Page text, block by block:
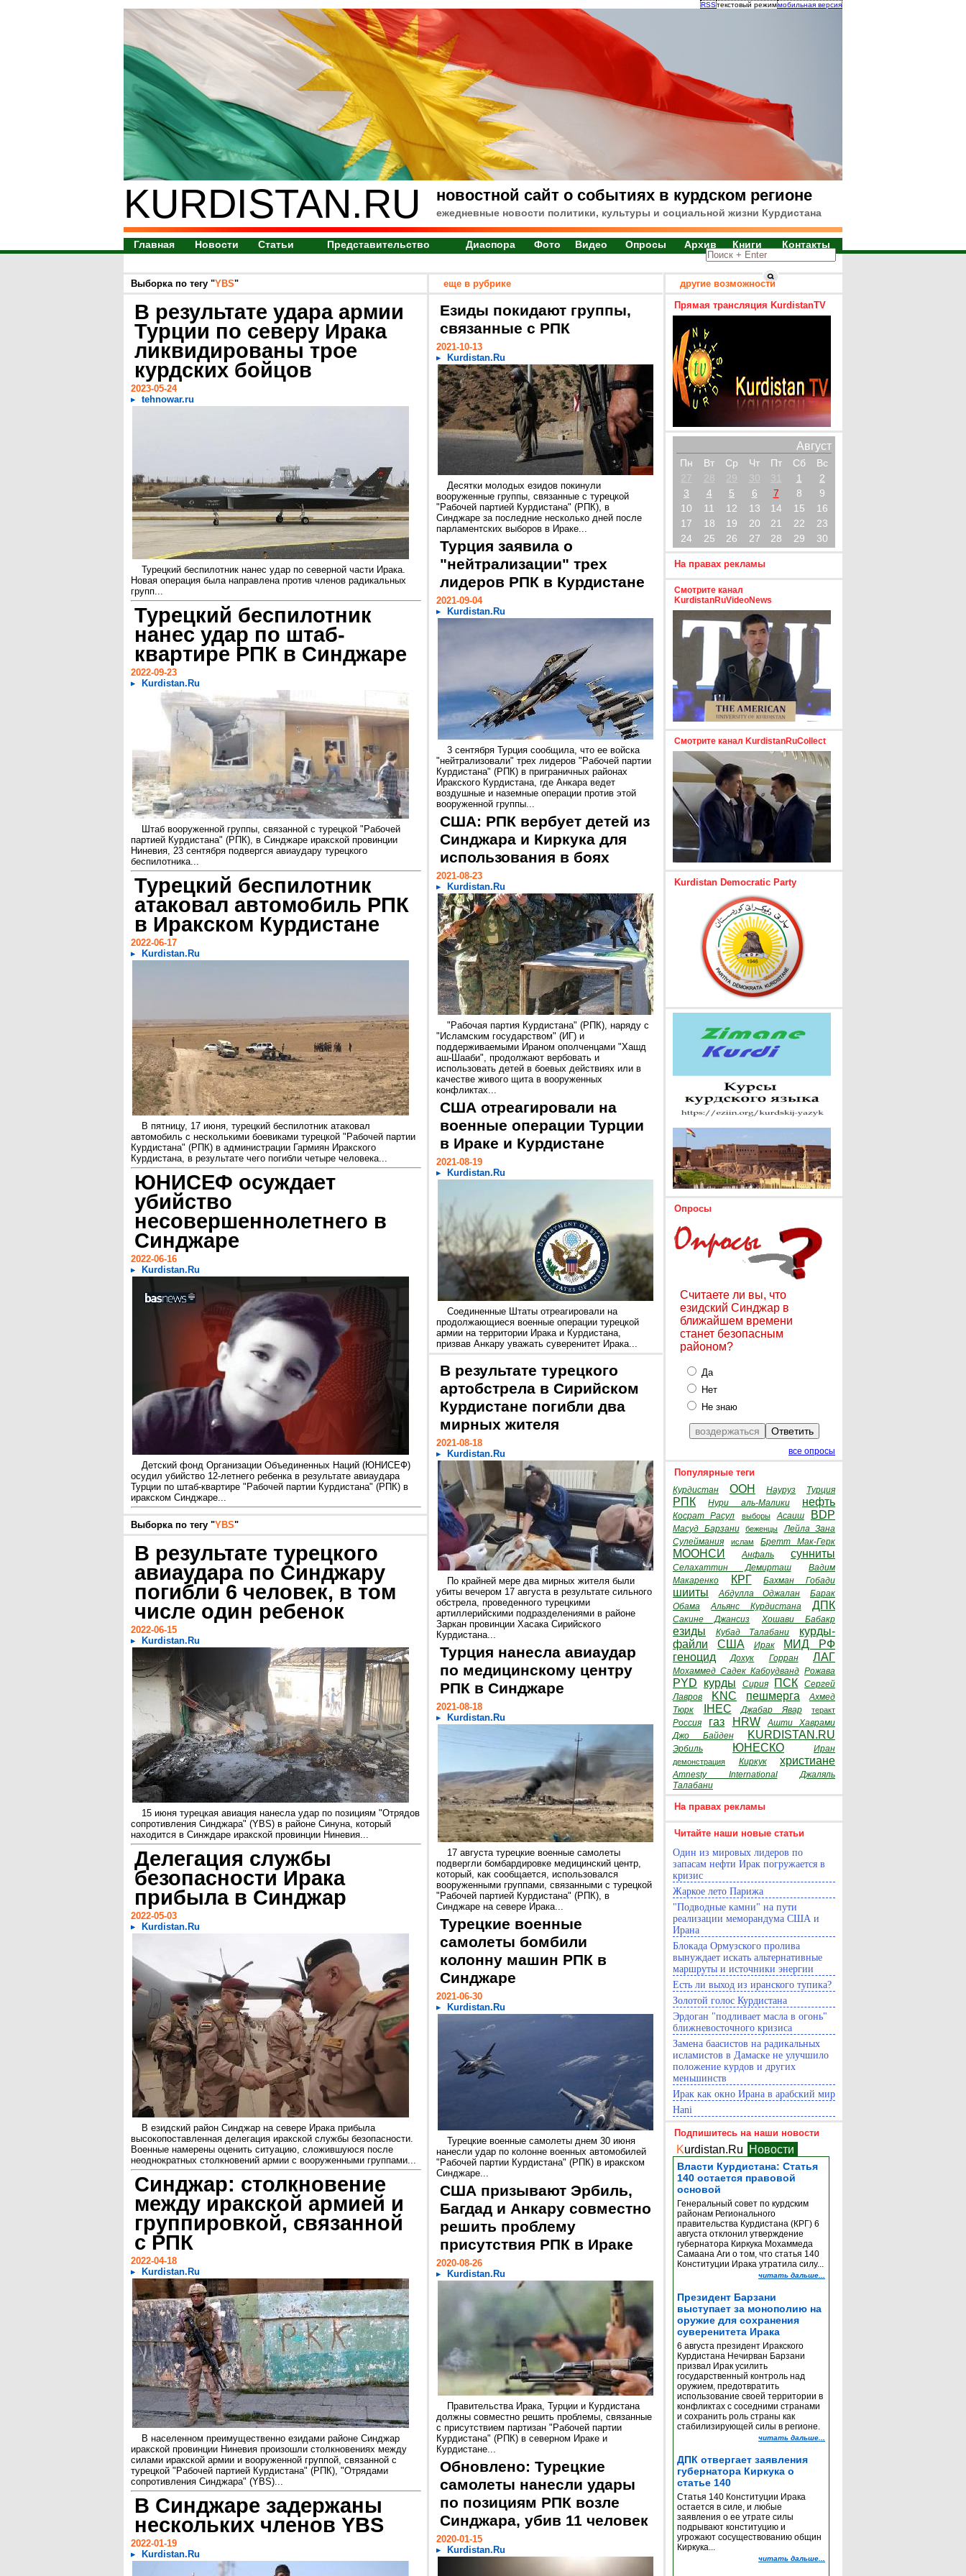
RSSтекстовый режиммобильная версия
KURDISTAN.RU новостной сайт о событиях в курдском регионе
ежедневные новости политики, культуры и социальной жизни Курдистана
Главная Новости Статьи Представительство Диаспора Фото Видео Опросы Архив Книги Контакты
Выборка по тегу "YBS"
В результате удара армии
Турции по северу Ирака
ликвидированы трое
курдских бойцов
2023-05-24
tehnowar.ru
Турецкий беспилотник нанес удар по северной части Ирака.
Новая операция была направлена против членов радикальных
групп...
Турецкий беспилотник
нанес удар по штаб-
квартире РПК в Синджаре
2022-09-23
Kurdistan.Ru
Штаб вооруженной группы, связанной с турецкой "Рабочей
партией Курдистана" (РПК), в Синджаре иракской провинции
Ниневия, 23 сентября подвергся авиаудару турецкого
беспилотника...
Турецкий беспилотник
атаковал автомобиль РПК
в Иракском Курдистане
2022-06-17
Kurdistan.Ru
В пятницу, 17 июня, турецкий беспилотник атаковал
автомобиль с несколькими боевиками турецкой "Рабочей партии
Курдистана" (РПК) в администрации Гармиян Иракского
Курдистана, в результате чего погибли четыре человека...
ЮНИСЕФ осуждает
убийство
несовершеннолетнего в
Синджаре
2022-06-16
Kurdistan.Ru
Детский фонд Организации Объединенных Наций (ЮНИСЕФ)
осудил убийство 12-летнего ребенка в результате авиаудара
Турции по штаб-квартире "Рабочей партии Курдистана" (РПК) в
иракском Синджаре...
Выборка по тегу "YBS"
В результате турецкого
авиаудара по Синджару
погибли 6 человек, в том
числе один ребенок
2022-06-15
Kurdistan.Ru
15 июня турецкая авиация нанесла удар по позициям "Отрядов
сопротивления Синджара" (YBS) в районе Синуна, который
находится в Синждаре иракской провинции Ниневия...
Делегация службы
безопасности Ирака
прибыла в Синджар
2022-05-03
Kurdistan.Ru
В езидский район Синджар на севере Ирака прибыла
высокопоставленная делегация иракской службы безопасности.
Военные намерены оценить ситуацию, сложившуюся после
неоднократных столкновений армии с вооруженными группами...
Синджар: столкновение
между иракской армией и
группировкой, связанной
с РПК
2022-04-18
Kurdistan.Ru
В населенном преимущественно езидами районе Синджар
иракской провинции Ниневия произошли столкновениях между
силами иракской армии и вооруженной группой, связанной с
турецкой "Рабочей партией Курдистана" (РПК), "Отрядами
сопротивления Синджара" (YBS)...
В Синджаре задержаны
нескольких членов YBS
2022-01-19
Kurdistan.Ru
еще в рубрике
Езиды покидают группы,
связанные с РПК
2021-10-13
Kurdistan.Ru
Десятки молодых езидов покинули
вооруженные группы, связанные с турецкой
"Рабочей партией Курдистана" (РПК), в
Синджаре за последние несколько дней после
парламентских выборов в Ираке...
Турция заявила о
"нейтрализации" трех
лидеров РПК в Курдистане
2021-09-04
Kurdistan.Ru
3 сентября Турция сообщила, что ее войска
"нейтрализовали" трех лидеров "Рабочей партии
Курдистана" (РПК) в приграничных районах
Иракского Курдистана, где Анкара ведет
воздушные и наземные операции против этой
вооруженной группы...
США: РПК вербует детей из
Синджара и Киркука для
использования в боях
2021-08-23
Kurdistan.Ru
"Рабочая партия Курдистана" (РПК), наряду с
"Исламским государством" (ИГ) и
поддерживаемыми Ираном ополченцами "Хашд
аш-Шааби", продолжают вербовать и
использовать детей в боевых действиях или в
качестве живого щита в вооруженных
конфликтах...
США отреагировали на
военные операции Турции
в Ираке и Курдистане
2021-08-19
Kurdistan.Ru
Соединенные Штаты отреагировали на
продолжающиеся военные операции турецкой
армии на территории Ирака и Курдистана,
призвав Анкару уважать суверенитет Ирака...
В результате турецкого
артобстрела в Сирийском
Курдистане погибли два
мирных жителя
2021-08-18
Kurdistan.Ru
По крайней мере два мирных жителя были
убиты вечером 17 августа в результате сильного
обстрела, проведенного турецкими
артиллерийскими подразделениями в районе
Заркан провинции Хасака Сирийского
Курдистана...
Турция нанесла авиаудар
по медицинскому центру
РПК в Синджаре
2021-08-18
Kurdistan.Ru
17 августа турецкие военные самолеты
подвергли бомбардировке медицинский центр,
который, как сообщается, использовался
вооруженными группами, связанными с турецкой
"Рабочей партией Курдистана" (РПК), в
Синджаре на севере Ирака...
Турецкие военные
самолеты бомбили
колонну машин РПК в
Синджаре
2021-06-30
Kurdistan.Ru
Турецкие военные самолеты днем 30 июня
нанесли удар по колонне военных автомобилей
"Рабочей партии Курдистана" (РПК) в иракском
Синджаре...
США призывают Эрбиль,
Багдад и Анкару совместно
решить проблему
присутствия РПК в Ираке
2020-08-26
Kurdistan.Ru
Правительства Ирака, Турции и Курдистана
должны совместно решить проблемы, связанные
с присутствием партизан "Рабочей партии
Курдистана" (РПК) в северном Ираке и
Курдистане...
Обновлено: Турецкие
самолеты нанесли удары
по позициям РПК возле
Синджара, убив 11 человек
2020-01-15
Kurdistan.Ru
другие возможности
Прямая трансляция KurdistanTV
Август
Пн Вт Ср Чт Пт Сб
Вс
27
28 29 30 31 1
2
3
4 5 6 7 8
9
10
11 12 13 14 15
16
17
18 19 20 21 22
23
24
25 26 27 28 29 30
На правах рекламы
Смотрите канал
KurdistanRuVideoNews
Смотрите канал KurdistanRuCollect
Kurdistan Democratic Party
Опросы
Считаете ли вы, что
езидский Синджар в
ближайшем времени
станет безопасным
районом?
Да
Нет
Не знаю
все опросы
Популярные теги
Курдистан ООН Науруз Турция
РПК Нури аль-Малики нефть
Косрат Расул выборы Асаиш BDP
Масуд Барзани беженцы
Лейла Зана
Сулеймания
ислам Бретт Мак-Герк
МООНСИ Анфаль сунниты
Селахаттин Демирташ
Вадим
Макаренко
КРГ Бахман Гобади
шииты Абдулла Оджалан
Барак
Обама
Альянс Курдистана ДПК
Сакине Джансиз Хошави Бабакр
езиды Кубад Талабани
курды-
файли
США Ирак
МИД РФ
геноцид
Дохук Горран ЛАГ
Мохаммед Садек Кабоудванд Рожава
PYD курды Сирия ПСК
Сергей
Лавров
KNC пешмерга
Ахмед
Тюрк
IHEC Джабар Явар теракт
Россия газ HRW
Ашти Хаврами
Джо Байден
KURDISTAN.RU
Эрбиль ЮНЕСКО Иран
демонстрация Киркук христиане
Amnesty International
Джаляль
Талабани
На правах рекламы
Читайте наши новые статьи
Один из мировых лидеров по
запасам нефти Ирак погружается в
кризис
Жаркое лето Парижа
"Подводные камни" на пути
реализации меморандума США и
Ирана
Блокада Ормузского пролива
вынуждает искать альтернативные
маршруты и источники энергии
Есть ли выход из иранского тупика?
Золотой голос Курдистана
Эрдоган "подливает масла в огонь"
ближневосточного кризиса
Замена баасистов на радикальных
исламистов в Дамаске не улучшило
положение курдов и других
меньшинств
Ирак как окно Ирана в арабский мир
Hani
Подпишитесь на наши новости
Kurdistan.Ru Новости
Власти Курдистана: Статья
140 остается правовой
основой
Генеральный совет по курдским
районам Регионального
правительства Курдистана (КРГ) 6
августа отклонил утверждение
губернатора Киркука Мохаммеда
Самаана Аги о том, что статья 140
Конституции Ирака утратила силу...
читать дальше...
Президент Барзани
выступает за монополию на
оружие для сохранения
суверенитета Ирака
6 августа президент Иракского
Курдистана Нечирван Барзани
призвал Ирак усилить
государственный контроль над
оружием, предотвратить
использование своей территории в
конфликтах с соседними странами
и сохранить роль страны как
стабилизирующей силы в регионе.
читать дальше...
ДПК отвергает заявления
губернатора Киркука о
статье 140
Статья 140 Конституции Ирака
остается в силе, и любые
заявления о ее утрате силы
подрывают конституцию и
угрожают сосуществованию общин
Киркука...
читать дальше...